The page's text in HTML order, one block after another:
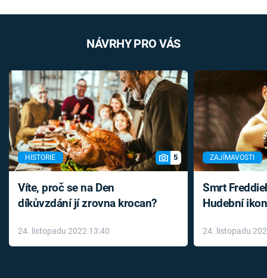
NÁVRHY PRO VÁS
HISTORIE 5
Víte, proč se na Den
díkůvzdání jí zrovna krocan?
24. listopadu 2022 13:40
ZAJÍMAVOSTI
Smrt
Hudební
léky
24. listopadu